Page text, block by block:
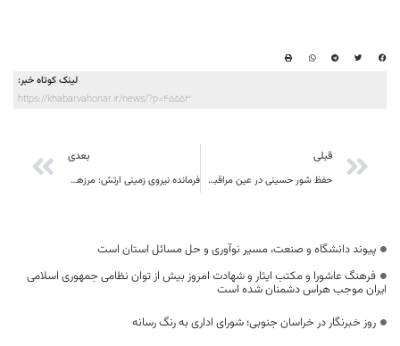
لینک کوتاه خبر:
https://khabarvahonar.ir/news/?p=45553
قبلی
حفظ شور حسینی در عین مراقبت از انتشار بیماری، یک پدیده ماندگار در تاریخ کشور شد
بعدی
فرمانده نیروی زمینی ارتش: مرزهای شرقی ایران از امنیت پایدار برخوردار است
پیوند دانشگاه و صنعت، مسیر نوآوری و حل مسائل استان است
فرهنگ عاشورا و مکتب ایثار و شهادت امروز بیش از توان نظامی جمهوری اسلامی
ایران موجب هراس دشمنان شده است
روز خبرنگار در خراسان جنوبی؛ شورای اداری به رنگ رسانه